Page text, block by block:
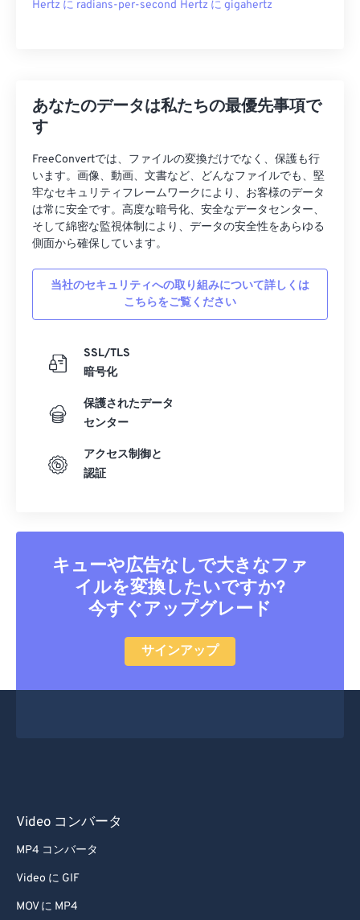
Hertz に radians-per-second Hertz に gigahertz
あなたのデータは私たちの最優先事項で
す
FreeConvertでは、ファイルの変換だけでなく、保護も行
います。画像、動画、文書など、どんなファイルでも、堅
牢なセキュリティフレームワークにより、お客様のデータ
は常に安全です。高度な暗号化、安全なデータセンター、
そして綿密な監視体制により、データの安全性をあらゆる
側面から確保しています。
当社のセキュリティへの取り組みについて詳しくは
こちらをご覧ください
SSL/TLS
暗号化
保護されたデータ
センター
アクセス制御と
認証
キューや広告なしで大きなファ
イルを変換したいですか?
今すぐアップグレード
サインアップ
Video コンバータ
MP4 コンバータ
Video に GIF
MOV に MP4